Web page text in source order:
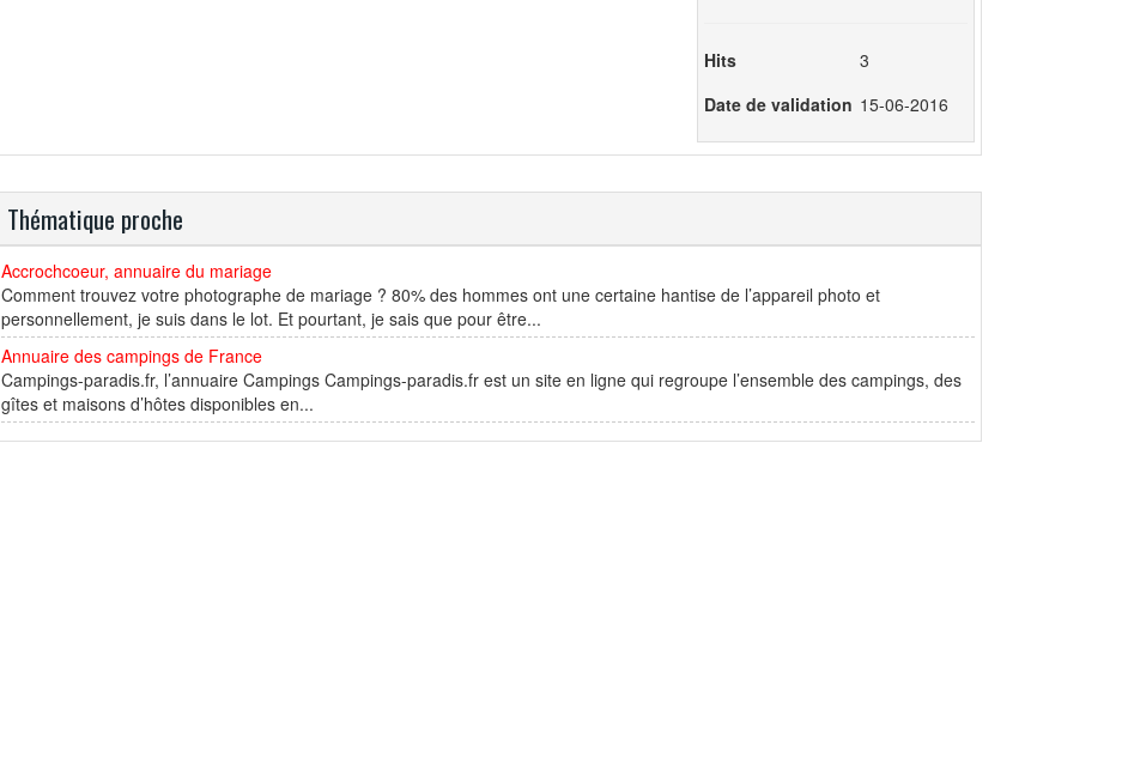
Hits
3
Date de validation 15-06-2016
Thématique proche
Accrochcoeur, annuaire du mariage
Comment trouvez votre photographe de mariage ? 80% des hommes ont une certaine hantise de l’appareil photo et
personnellement, je suis dans le lot. Et pourtant, je sais que pour être...
Annuaire des campings de France
Campings-paradis.fr, l’annuaire Campings Campings-paradis.fr est un site en ligne qui regroupe l’ensemble des campings, des
gîtes et maisons d’hôtes disponibles en...